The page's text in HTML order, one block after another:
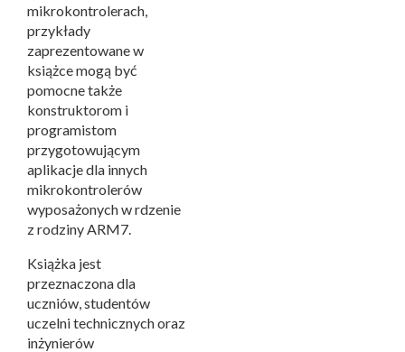
mikrokontrolerach,
przykłady
zaprezentowane w
książce mogą być
pomocne także
konstruktorom i
programistom
przygotowującym
aplikacje dla innych
mikrokontrolerów
wyposażonych w rdzenie
z rodziny ARM7.
Książka jest
przeznaczona dla
uczniów, studentów
uczelni technicznych oraz
inżynierów